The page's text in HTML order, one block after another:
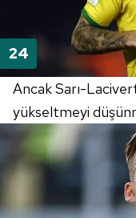
Ancak Sarı-
yükseltmeyi